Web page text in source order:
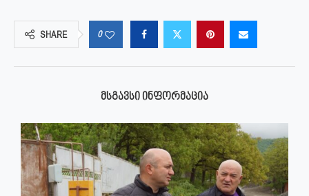
SHARE 0
ᲛᲡᲒᲐᲕᲡᲘ ᲘᲜᲤᲝᲠᲛᲐᲪᲘᲐ